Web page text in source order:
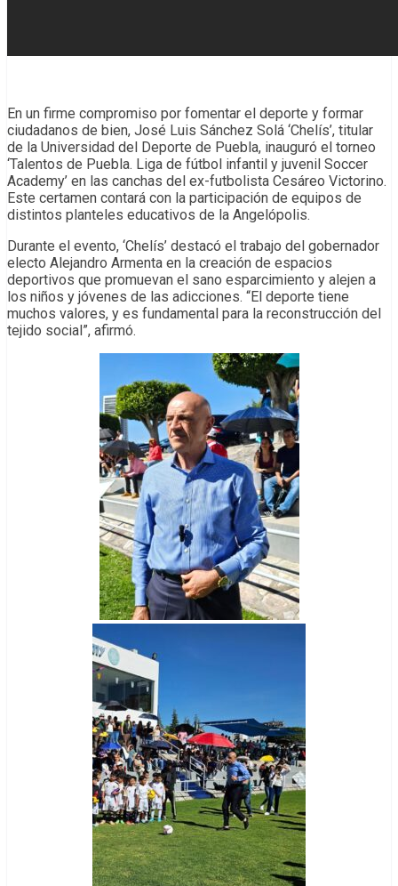
En un firme compromiso por fomentar el deporte y formar
ciudadanos de bien, José Luis Sánchez Solá ‘Chelís’, titular
de la Universidad del Deporte de Puebla, inauguró el torneo
‘Talentos de Puebla. Liga de fútbol infantil y juvenil Soccer
Academy’ en las canchas del ex-futbolista Cesáreo Victorino.
Este certamen contará con la participación de equipos de
distintos planteles educativos de la Angelópolis.
Durante el evento, ‘Chelís’ destacó el trabajo del gobernador
electo Alejandro Armenta en la creación de espacios
deportivos que promuevan el sano esparcimiento y alejen a
los niños y jóvenes de las adicciones. “El deporte tiene
muchos valores, y es fundamental para la reconstrucción del
tejido social”, afirmó.